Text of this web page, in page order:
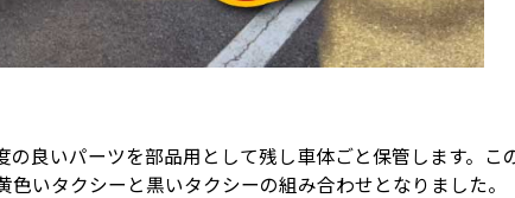
良いパーツを部品用として残し車体ごと保管します。こ
いタクシーと黒いタクシーの組み合わせとなりました。